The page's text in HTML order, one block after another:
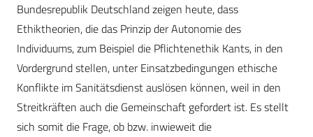
Bundesrepublik Deutschland zeigen heute, dass
Ethiktheorien, die das Prinzip der Autonomie des
Individuums, zum Beispiel die Pflichtenethik Kants, in den
Vordergrund stellen, unter Einsatzbedingungen ethische
Konflikte im Sanitätsdienst auslösen können, weil in den
Streitkräften auch die Gemeinschaft gefordert ist. Es stellt
sich somit die Frage, ob bzw. inwieweit die